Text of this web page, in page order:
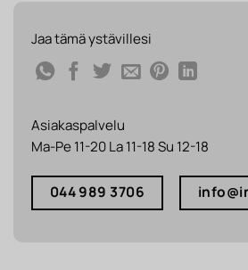
Jaa tämä ystävillesi
Asiakaspalvelu
Ma-Pe 11-20 La 11-18 Su 12-18
044 989 3706